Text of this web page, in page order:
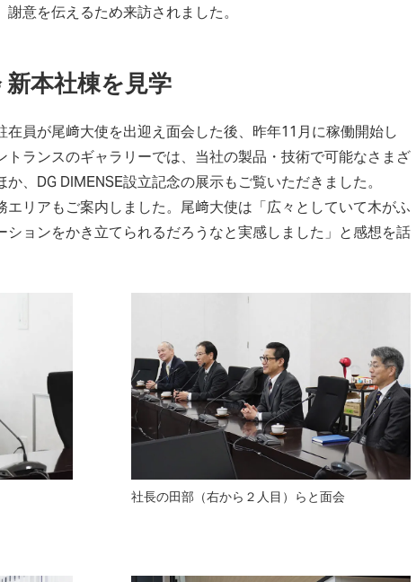
意を伝えるため来訪されました。
本社棟を見学
員が尾﨑大使を出迎え面会した後、昨年11月に稼働開始し
トランスのギャラリーでは、当社の製品・技術で可能なさまざ
、DG DIMENSE設立記念の展示もご覧いただきました。
リアもご案内しました。尾﨑大使は「広々としていて木がふ
ションをかき立てられるだろうなと実感しました」と感想を話
社長の田部（右から２人目）らと面会